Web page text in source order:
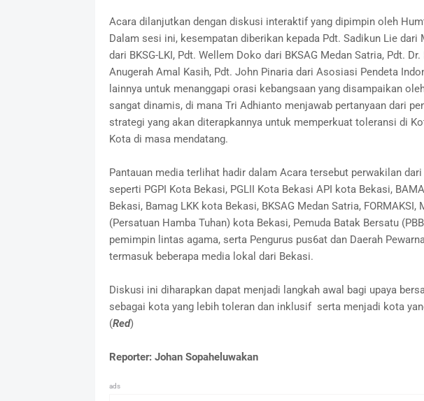
Acara dilanjutkan dengan diskusi interaktif yang dipimpin oleh
Dalam sesi ini, kesempatan diberikan kepada Pdt. Sadikun Lie dari
dari BKSG-LKI, Pdt. Wellem Doko dari BKSAG Medan Satria, Pdt.
Anugerah Amal Kasih, Pdt. John Pinaria dari Asosiasi Pendeta
lainnya untuk menanggapi orasi kebangsaan yang disampaikan
sangat dinamis, di mana Tri Adhianto menjawab pertanyaan dari
strategi yang akan diterapkannya untuk memperkuat toleransi di
Kota di masa mendatang.
Pantauan media terlihat hadir dalam Acara tersebut perwakilan
seperti PGPI Kota Bekasi, PGLII Kota Bekasi API kota Bekasi,
Bekasi, Bamag LKK kota Bekasi, BKSAG Medan Satria, FORMAKSI,
(Persatuan Hamba Tuhan) kota Bekasi, Pemuda Batak Bersatu
pemimpin lintas agama, serta Pengurus pus6at dan Daerah
termasuk beberapa media lokal dari Bekasi.
Diskusi ini diharapkan dapat menjadi langkah awal bagi upaya
sebagai kota yang lebih toleran dan inklusif serta menjadi kota
(Red)
Reporter: Johan Sopaheluwakan
ads